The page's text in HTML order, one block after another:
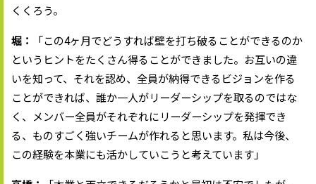
くくろう。
堀：
「この4ヶ月でどうすれば壁を打ち破ることができるのか
というヒントをたくさん得ることができました。お互いの違
いを知って、それを認め、全員が納得できるビジョンを作る
ことができれば、誰か一人がリーダーシップを取るのではな
く、メンバー全員がそれぞれにリーダーシップを発揮でき
る、ものすごく強いチームが作れると思います。私は今後、
この経験を本業にも活かしていこうと考えています」